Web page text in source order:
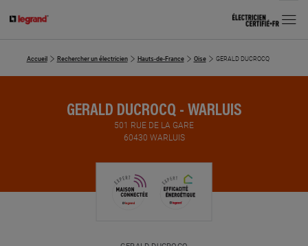
MENU
Accueil Rechercher un électricien Hauts-de-France Oise GERALD DUCROCQ
GERALD DUCROCQ - WARLUIS
501 RUE DE LA GARE
60430 WARLUIS